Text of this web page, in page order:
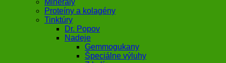
Minerály
Proteíny a kolagény
Tinktúry
Dr. Popov
Nadeje
Gemmogukany
Špeciálne výluhy